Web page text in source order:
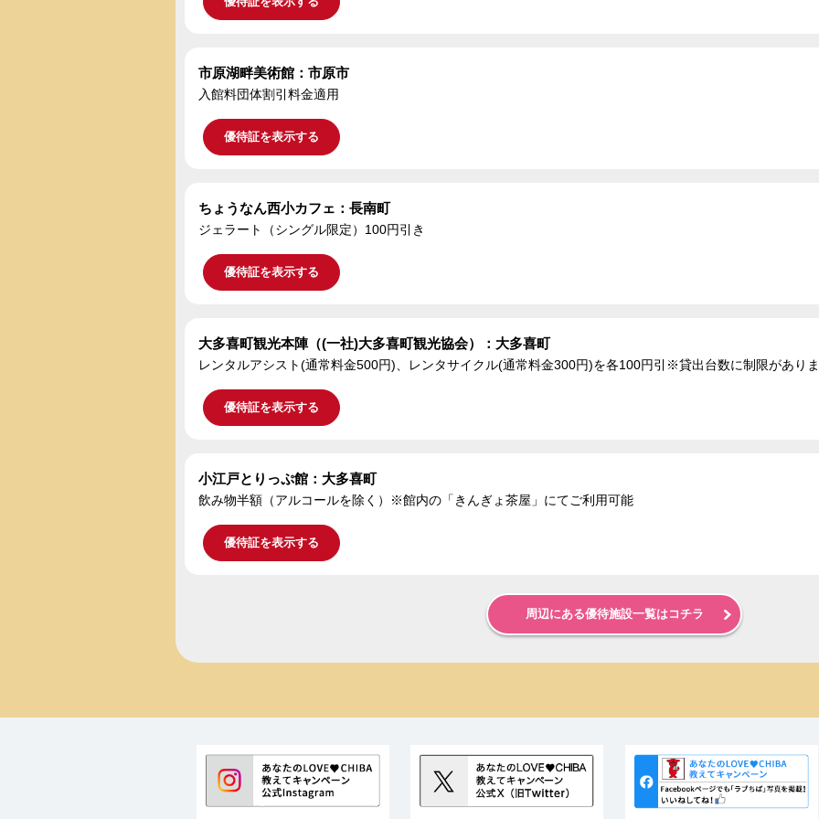
市原湖畔美術館：市原市
入館料団体割引料金適用
優待証を表示する
ちょうなん西小カフェ：長南町
ジェラート（シングル限定）100円引き
優待証を表示する
大多喜町観光本陣（(一社)大多喜町観光協会）：大多喜町
レンタルアシスト(通常料金500円)、レンタサイクル(通常料金300円)を各100円引※貸出台数に制限があり
優待証を表示する
小江戸とりっぷ館：大多喜町
飲み物半額（アルコールを除く）※館内の「きんぎょ茶屋」にてご利用可能
優待証を表示する
周辺にある優待施設一覧はコチラ